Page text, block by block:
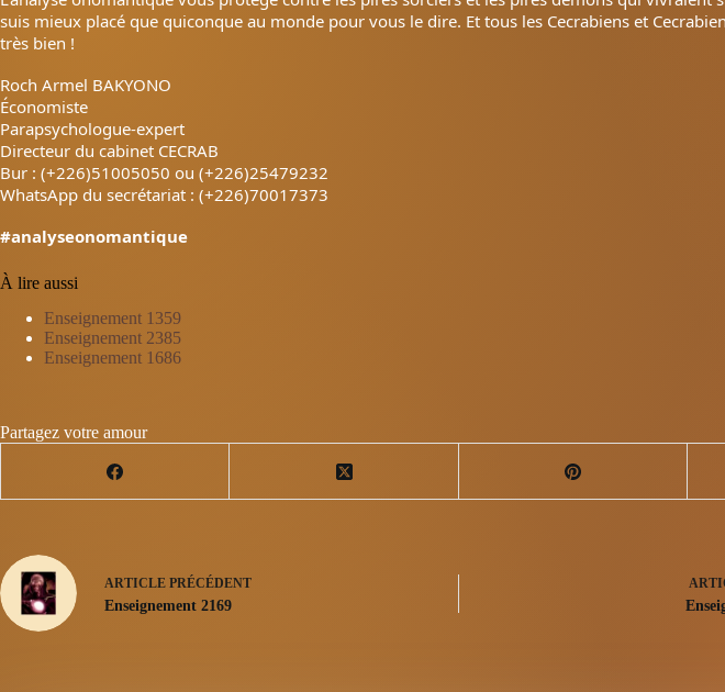
suis mieux placé que quiconque au monde pour vous le dire. Et tous les Cecrabiens et
très bien !
Roch Armel BAKYONO
Économiste
Parapsychologue-expert
Directeur du cabinet CECRAB
Bur : (+226)51005050 ou (+226)25479232
WhatsApp du secrétariat : (+226)70017373
#analyseonomantique
À lire aussi
Enseignement 1359
Enseignement 2385
Enseignement 1686
Partagez votre amour
ARTICLE PRÉCÉDENT
Enseignement 2169